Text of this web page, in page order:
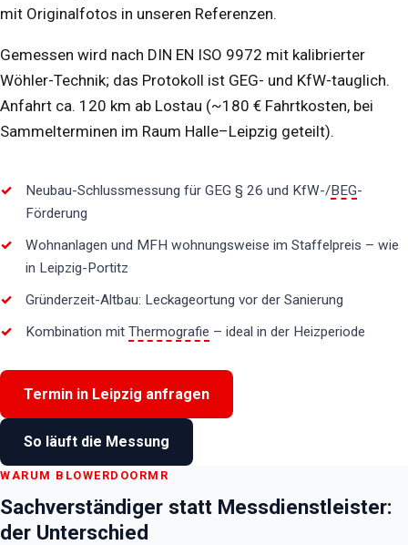
mit Originalfotos in unseren Referenzen.
Gemessen wird nach DIN EN ISO 9972 mit kalibrierter
Wöhler-Technik; das Protokoll ist GEG- und KfW-tauglich.
Anfahrt ca. 120 km ab Lostau (~180 € Fahrtkosten, bei
Sammelterminen im Raum Halle–Leipzig geteilt).
Neubau-Schlussmessung für GEG § 26 und KfW-/BEG-
Förderung
Wohnanlagen und MFH wohnungsweise im Staffelpreis – wie
in Leipzig-Portitz
Gründerzeit-Altbau: Leckageortung vor der Sanierung
Kombination mit Thermografie – ideal in der Heizperiode
Termin in Leipzig anfragen
So läuft die Messung
WARUM BLOWERDOORMR
Sachverständiger statt Messdienstleister:
der Unterschied